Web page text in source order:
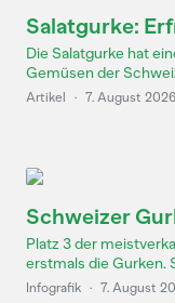
Salatgurke:
Die Salatgurke hat
Gemüsen der
Artikel · 7. August 2026
Schweizer
Platz 3 der
erstmals die Gurken.
Infografik · 7. August